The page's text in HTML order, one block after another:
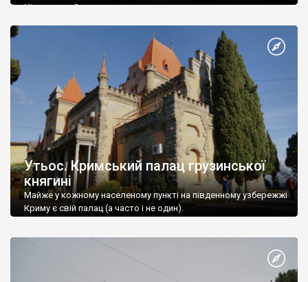
Ніжин греки?
Утьос. Кримський палац грузинської
княгині
Майже у кожному населеному пункті на південному узбережжі
Криму є свій палац (а часто і не один).